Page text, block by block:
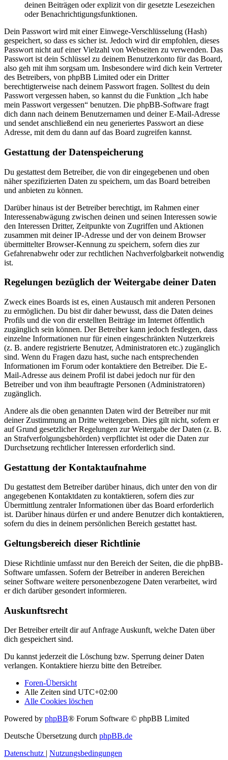
deinen Beiträgen oder explizit von dir gesetzte Lesezeichen
oder Benachrichtigungsfunktionen.
Dein Passwort wird mit einer Einwege-Verschlüsselung (Hash)
gespeichert, so dass es sicher ist. Jedoch wird dir empfohlen, dieses
Passwort nicht auf einer Vielzahl von Webseiten zu verwenden. Das
Passwort ist dein Schlüssel zu deinem Benutzerkonto für das Board,
also geh mit ihm sorgsam um. Insbesondere wird dich kein Vertreter
des Betreibers, von phpBB Limited oder ein Dritter
berechtigterweise nach deinem Passwort fragen. Solltest du dein
Passwort vergessen haben, so kannst du die Funktion „Ich habe
mein Passwort vergessen“ benutzen. Die phpBB-Software fragt
dich dann nach deinem Benutzernamen und deiner E-Mail-Adresse
und sendet anschließend ein neu generiertes Passwort an diese
Adresse, mit dem du dann auf das Board zugreifen kannst.
Gestattung der Datenspeicherung
Du gestattest dem Betreiber, die von dir eingegebenen und oben
näher spezifizierten Daten zu speichern, um das Board betreiben
und anbieten zu können.
Darüber hinaus ist der Betreiber berechtigt, im Rahmen einer
Interessenabwägung zwischen deinen und seinen Interessen sowie
den Interessen Dritter, Zeitpunkte von Zugriffen und Aktionen
zusammen mit deiner IP-Adresse und der von deinem Browser
übermittelter Browser-Kennung zu speichern, sofern dies zur
Gefahrenabwehr oder zur rechtlichen Nachverfolgbarkeit notwendig
ist.
Regelungen bezüglich der Weitergabe deiner Daten
Zweck eines Boards ist es, einen Austausch mit anderen Personen
zu ermöglichen. Du bist dir daher bewusst, dass die Daten deines
Profils und die von dir erstellten Beiträge im Internet öffentlich
zugänglich sein können. Der Betreiber kann jedoch festlegen, dass
einzelne Informationen nur für einen eingeschränkten Nutzerkreis
(z. B. andere registrierte Benutzer, Administratoren etc.) zugänglich
sind. Wenn du Fragen dazu hast, suche nach entsprechenden
Informationen im Forum oder kontaktiere den Betreiber. Die E-
Mail-Adresse aus deinem Profil ist dabei jedoch nur für den
Betreiber und von ihm beauftragte Personen (Administratoren)
zugänglich.
Andere als die oben genannten Daten wird der Betreiber nur mit
deiner Zustimmung an Dritte weitergeben. Dies gilt nicht, sofern er
auf Grund gesetzlicher Regelungen zur Weitergabe der Daten (z. B.
an Strafverfolgungsbehörden) verpflichtet ist oder die Daten zur
Durchsetzung rechtlicher Interessen erforderlich sind.
Gestattung der Kontaktaufnahme
Du gestattest dem Betreiber darüber hinaus, dich unter den von dir
angegebenen Kontaktdaten zu kontaktieren, sofern dies zur
Übermittlung zentraler Informationen über das Board erforderlich
ist. Darüber hinaus dürfen er und andere Benutzer dich kontaktieren,
sofern du dies in deinem persönlichen Bereich gestattet hast.
Geltungsbereich dieser Richtlinie
Diese Richtlinie umfasst nur den Bereich der Seiten, die die phpBB-
Software umfassen. Sofern der Betreiber in anderen Bereichen
seiner Software weitere personenbezogene Daten verarbeitet, wird
er dich darüber gesondert informieren.
Auskunftsrecht
Der Betreiber erteilt dir auf Anfrage Auskunft, welche Daten über
dich gespeichert sind.
Du kannst jederzeit die Löschung bzw. Sperrung deiner Daten
verlangen. Kontaktiere hierzu bitte den Betreiber.
Foren-Übersicht
Alle Zeiten sind UTC+02:00
Alle Cookies löschen
Powered by phpBB® Forum Software © phpBB Limited
Deutsche Übersetzung durch phpBB.de
Datenschutz | Nutzungsbedingungen